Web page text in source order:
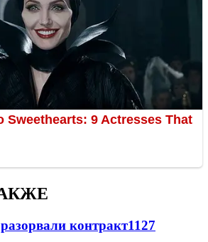
контракт1127